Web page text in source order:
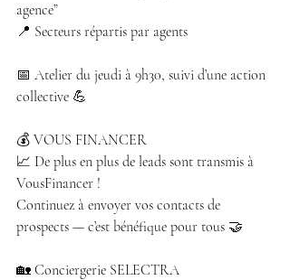
agence”
📍 Secteurs répartis par agents
📅 Atelier du jeudi à 9h30, suivi d’une action
collective 💪
💰 VOUS FINANCER
📈 De plus en plus de leads sont transmis à
VousFinancer !
Continuez à envoyer vos contacts de
prospects — c’est bénéfique pour tous 🤝
🏡 Conciergerie SELECTRA